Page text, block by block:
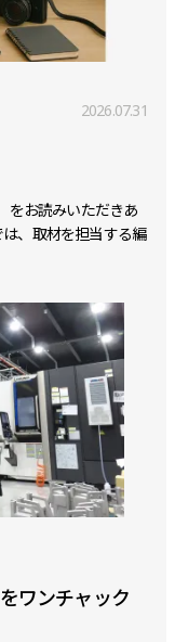
2026.07.31
をお読みいただきあ
、取材を担当する編
ワンチャック